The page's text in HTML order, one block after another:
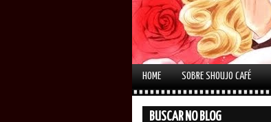
HOME SOBRE SHOUJO CAFÉ
BUSCAR NO BLOG